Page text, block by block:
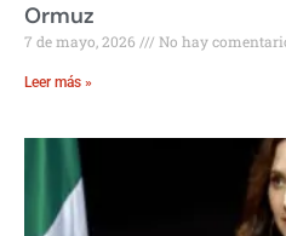
Ormuz
7 de mayo, 2026 No hay
Leer más »